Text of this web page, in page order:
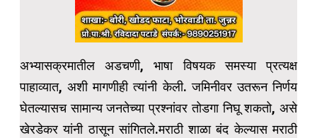
अभ्यासक्रमातील अडचणी, भाषा विषयक समस्या प्रत्यक्ष
पाहाव्यात, अशी मागणीही त्यांनी केली. जमिनीवर उतरून निर्णय
घेतल्यासच सामान्य जनतेच्या प्रश्नांवर तोडगा निघू शकतो, असे
खेरडेकर यांनी ठासून सांगितले.मराठी शाळा बंद केल्यास मराठी